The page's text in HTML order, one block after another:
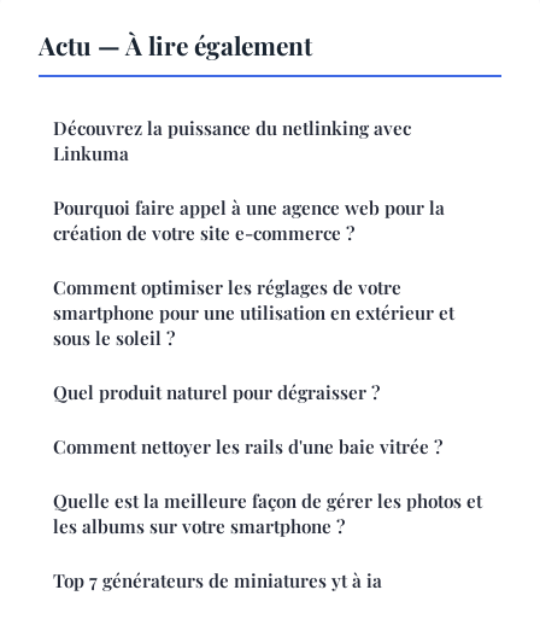
Actu — À lire également
Découvrez la puissance du netlinking avec
Linkuma
Pourquoi faire appel à une agence web pour la
création de votre site e-commerce ?
Comment optimiser les réglages de votre
smartphone pour une utilisation en extérieur et
sous le soleil ?
Quel produit naturel pour dégraisser ?
Comment nettoyer les rails d'une baie vitrée ?
Quelle est la meilleure façon de gérer les photos et
les albums sur votre smartphone ?
Top 7 générateurs de miniatures yt à ia